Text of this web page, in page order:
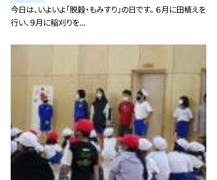
今日は、いよいよ「脱穀・もみすり」の日です。 ６月に田植えを
行い、９月に稲刈りを...